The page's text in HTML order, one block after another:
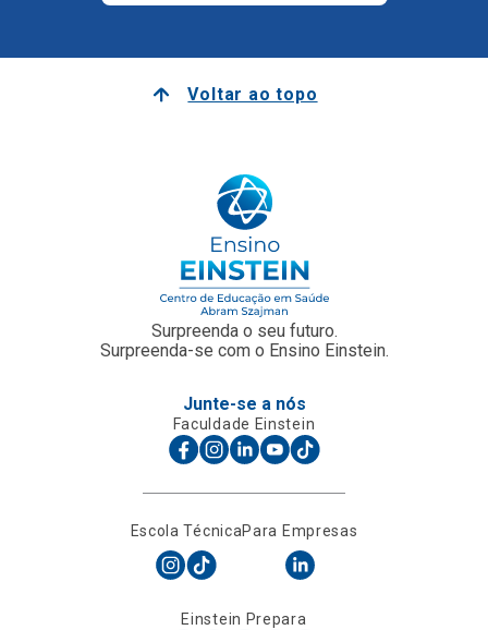
Voltar ao topo
Surpreenda o seu futuro.
Surpreenda-se com o Ensino Einstein.
Junte-se a nós
Faculdade Einstein
Escola TécnicaPara Empresas
Einstein Prepara